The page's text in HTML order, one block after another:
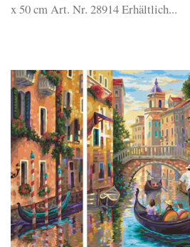
x 50 cm Art. Nr. 28914 Erhältlich...